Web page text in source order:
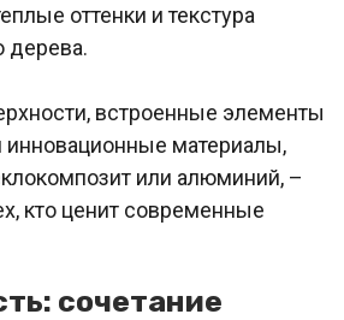
оттенки и текстура
дерева.
встроенные элементы
материалы,
или алюминий, –
кто ценит современные
сочетание